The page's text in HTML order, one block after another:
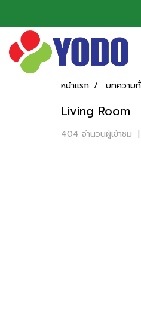
หน้าแรก บทความ
Living Room
404 จำนวนผู้เข้าชม |